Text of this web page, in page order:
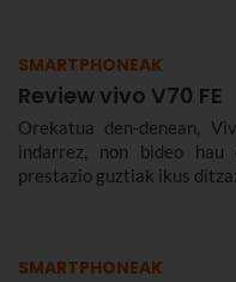
SMARTPHONEAK
Review vivo V70 FE
Orekatua den-denean,
indarrez, non bideo hau
prestazio guztiak ikus
SMARTPHONEAK